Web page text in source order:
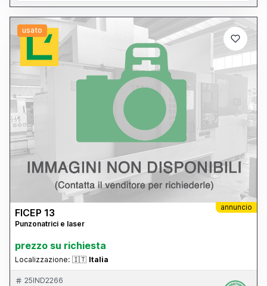
usato
annuncio
FICEP 13
Punzonatrici e laser
prezzo su richiesta
Localizzazione: 🇮🇹 Italia
25IND2266